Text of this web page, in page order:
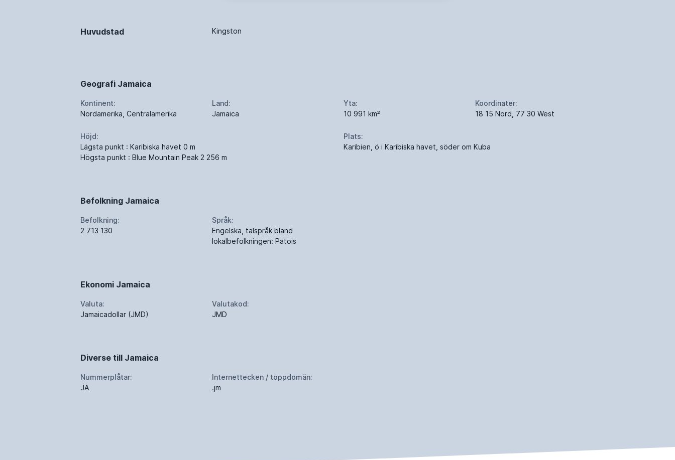
Huvudstad Kingston
Geografi Jamaica
Kontinent:
Nordamerika, Centralamerika
Land:
Jamaica
Yta:
10 991 km²
Koordinater:
18 15 Nord, 77 30 West
Höjd:
Lägsta punkt : Karibiska havet 0 m
Högsta punkt : Blue Mountain Peak 2 256 m
Plats:
Karibien, ö i Karibiska havet, söder om Kuba
Befolkning Jamaica
Befolkning:
2 713 130
Språk:
Engelska, talspråk bland
lokalbefolkningen: Patois
Ekonomi Jamaica
Valuta:
Jamaicadollar (JMD)
Valutakod:
JMD
Diverse till Jamaica
Nummerplåtar:
JA
Internettecken / toppdomän:
.jm